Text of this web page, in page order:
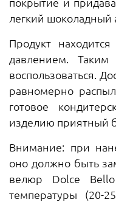
легкий шоколадный
Продукт
давлением.
воспользоваться.
равномерно
готовое
изделию приятный
Внимание: при
оно должно быть
велюр Dolce
температуры (20-